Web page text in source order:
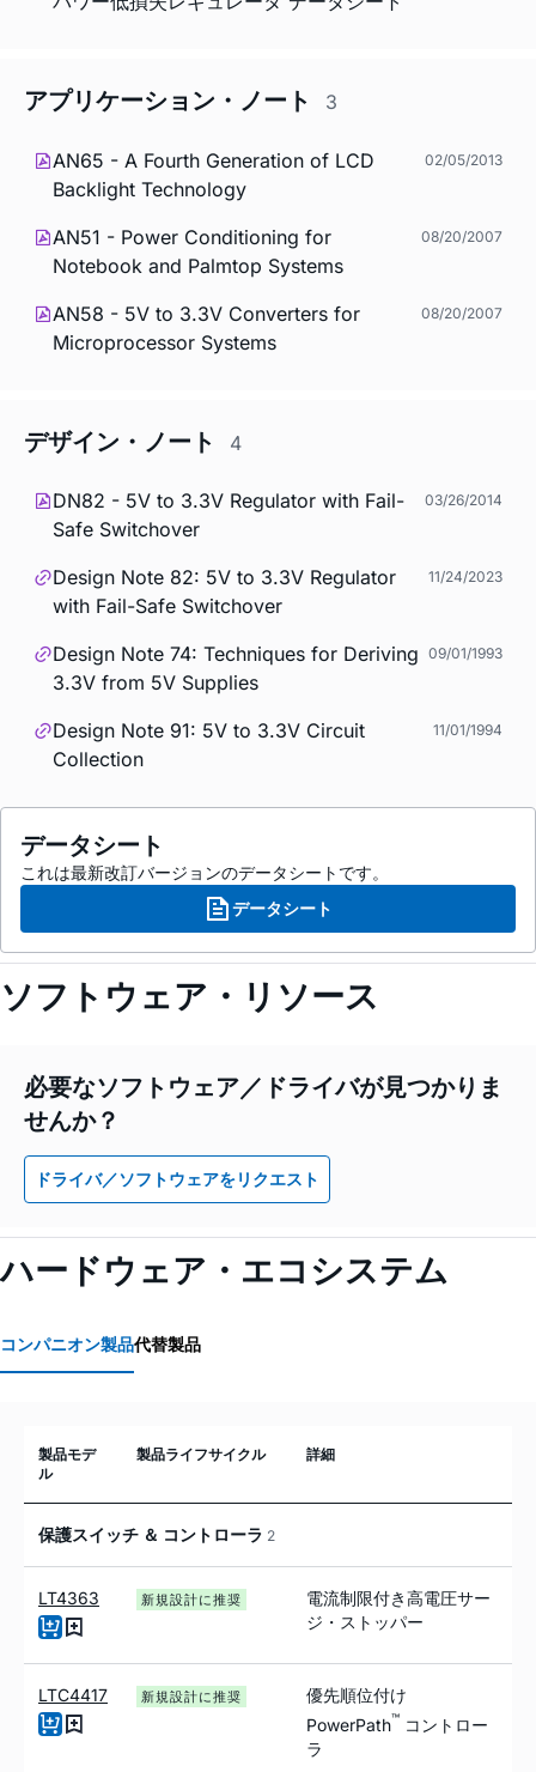
アプリケーション・ノート 3
AN65 - A Fourth Generation of LCD
Backlight Technology
02/05/2013
AN51 - Power Conditioning for
Notebook and Palmtop Systems
08/20/2007
AN58 - 5V to 3.3V Converters for
Microprocessor Systems
08/20/2007
デザイン・ノート 4
DN82 - 5V to 3.3V Regulator with Fail-
Safe Switchover
03/26/2014
Design Note 82: 5V to 3.3V Regulator
with Fail-Safe Switchover
11/24/2023
Design Note 74: Techniques for Deriving
3.3V from 5V Supplies
09/01/1993
Design Note 91: 5V to 3.3V Circuit
Collection
11/01/1994
データシート
これは最新改訂バージョンのデータシートです。
データシート
ソフトウェア・リソース
必要なソフトウェア／ドライバが見つかりま
せんか？
ドライバ／ソフトウェアをリクエスト
ハードウェア・エコシステム
コンパニオン製品代替製品
製品モデ
ル
製品ライフサイクル 詳細
保護スイッチ ＆ コントローラ 2
LT4363 新規設計に推奨
電流制限付き高電圧サー
ジ・ストッパー
LTC4417 新規設計に推奨
優先順位付け
PowerPath™ コントロー
ラ